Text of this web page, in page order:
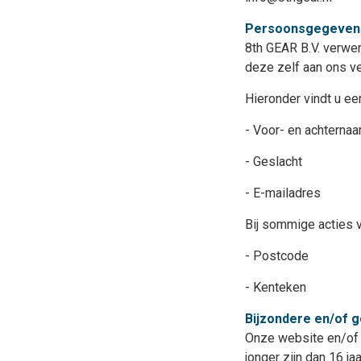
8th GEAR B.V.
deze zelf aan ons
Hieronder vindt u
- Voor- en
- Geslacht
- E-mailadres
Bij sommige acties
- Postcode
- Kenteken
Bijzondere en/of
Onze website en/
jonger zijn dan 16